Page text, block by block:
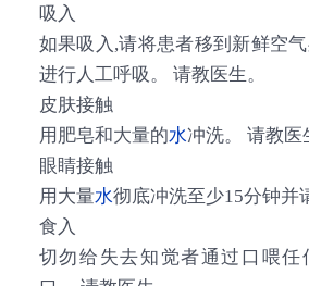
吸入
如果吸入,请将患者移到新鲜空
进行人工呼吸。 请教医生。
皮肤接触
用肥皂和大量的水冲洗。 请教医
眼睛接触
用大量水彻底冲洗至少15分钟并
食入
切勿给失去知觉者通过口喂任